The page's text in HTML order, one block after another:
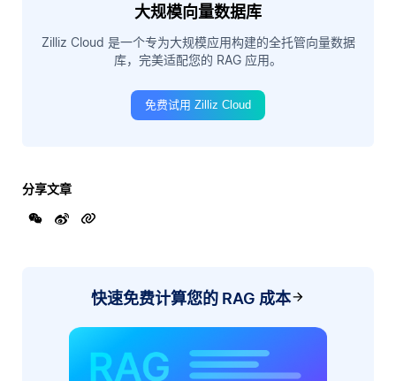
大规模向量数据库
Zilliz Cloud 是一个专为大规模应用构建的全托管向量数据
库，完美适配您的 RAG 应用。
免费试用 Zilliz Cloud
分享文章
快速免费计算您的 RAG 成本